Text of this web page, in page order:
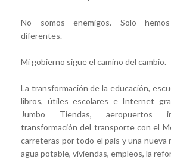
No somos enemigos. Solo
diferentes.
Mi gobierno sigue el camino del cambio.
La transformación de la educación,
libros, útiles escolares e Internet
Jumbo Tiendas, aeropuertos
transformación del transporte con el
carreteras por todo el país y una nueva
agua potable, viviendas, empleos, la